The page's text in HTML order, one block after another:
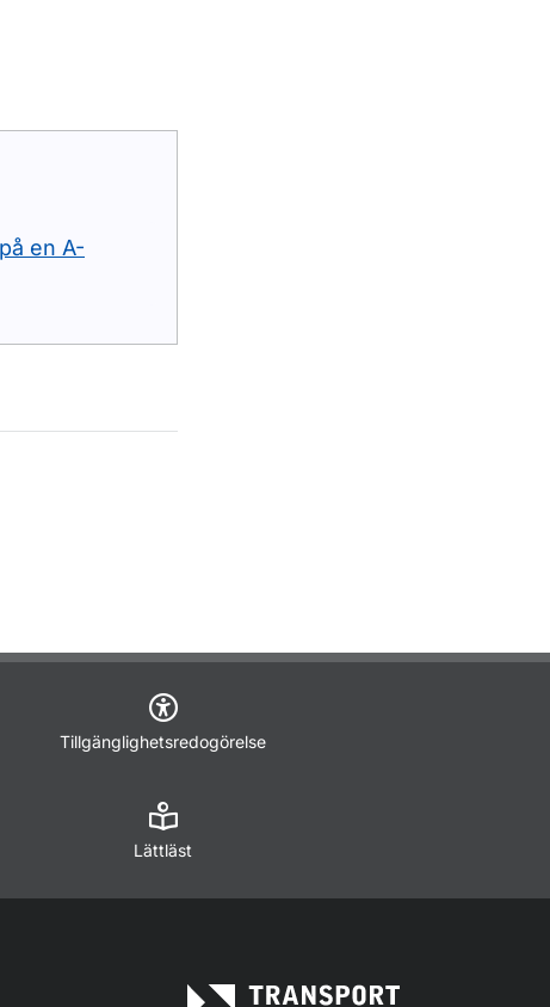
en A-
Tillgänglighetsredogörelse
Lättläst